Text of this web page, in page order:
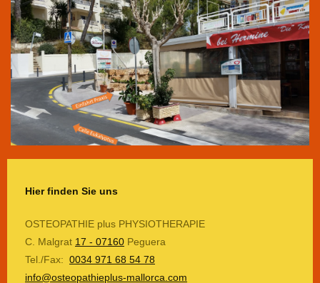
Hier finden Sie uns
OSTEOPATHIE plus PHYSIOTHERAPIE
C. Malgrat 17 - 07160 Peguera
Tel./Fax: 0034 971 68 54 78
info@osteopathieplus-mallorca.com